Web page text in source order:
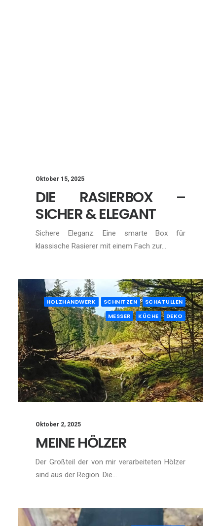
Oktober 15, 2025
DIE RASIERBOX –
SICHER & ELEGANT
Sichere Eleganz: Eine smarte Box für
klassische Rasierer mit einem Fach zur…
HOLZHANDWERK SCHNITZEN
SCHATULLEN
MESSER
KÜCHE DEKO
Oktober 2, 2025
MEINE HÖLZER
Der Großteil der von mir verarbeiteten Hölzer
sind aus der Region. Die…